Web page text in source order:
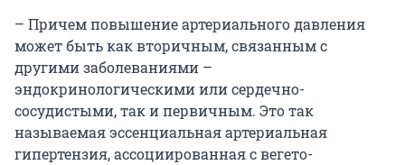
– Причем повышение артериального давления
может быть как вторичным, связанным с
другими заболеваниями –
эндокринологическими или сердечно-
сосудистыми, так и первичным. Это так
называемая эссенциальная артериальная
гипертензия, ассоциированная с вегето-